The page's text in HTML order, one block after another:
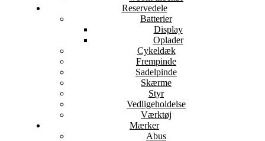
Reservedele
Batterier
Display
Oplader
Cykeldæk
Frempinde
Sadelpinde
Skærme
Styr
Vedligeholdelse
Værktøj
Mærker
Abus